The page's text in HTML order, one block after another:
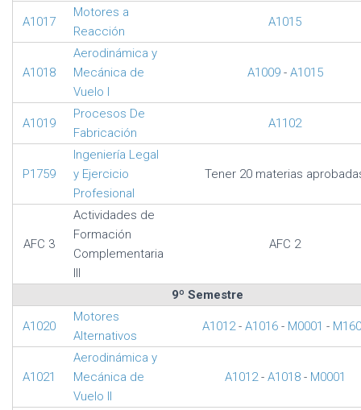
A1017
Motores a
Reacción
A1015
A1018
Aerodinámica y
Mecánica de
Vuelo I
A1009- A1015
A1019
Procesos De
Fabricación
A1102
P1759
Ingeniería Legal
y Ejercicio
Profesional
Tener 20 materias
AFC 3
Actividades de
Formación
Complementaria
AFC 2
9º Semestre
A1020
Motores
Alternativos
A1012- A1016- M0001 -
A1021
Aerodinámica y
Mecánica de
Vuelo II
A1012- A1018- M0001